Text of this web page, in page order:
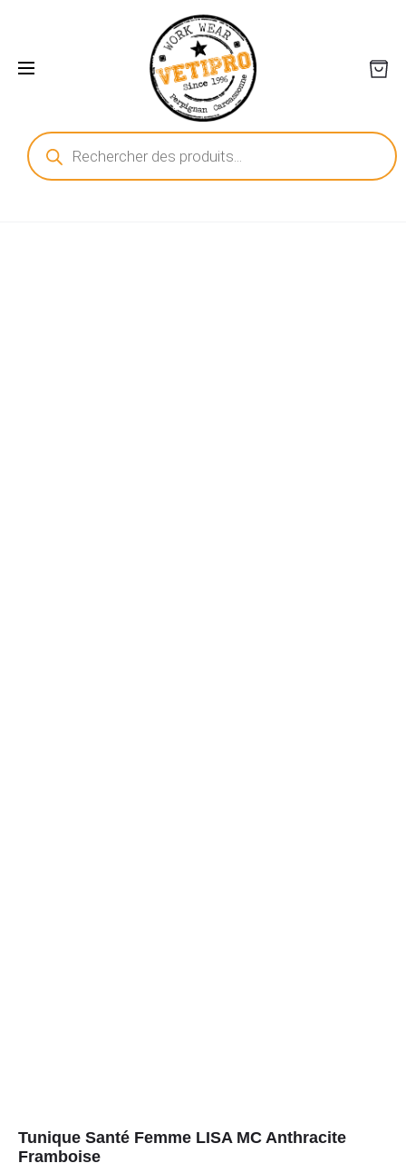
Recherche
de
produits
Tunique Santé Femme LISA MC Anthracite
Framboise